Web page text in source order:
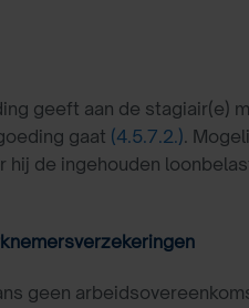
geeft aan de stagiair(e)
gaat (4.5.7.2.).
hij de ingehouden
geen